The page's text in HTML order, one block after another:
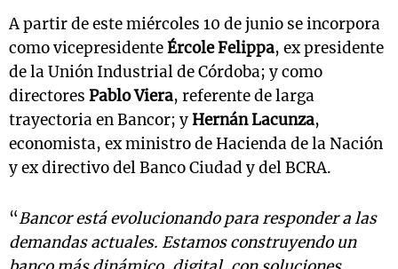
A partir de este miércoles 10 de junio se incorpora
como vicepresidenteÉrcole Felippa, ex presidente
de la Unión Industrial de Córdoba; y como
directores Pablo Viera, referente de larga
trayectoria en Bancor; yHernán Lacunza,
economista, ex ministro de Hacienda de la Nación
y ex directivo del Banco Ciudad y del BCRA.
“Bancor está evolucionando para responder a las
demandas actuales. Estamos construyendo un